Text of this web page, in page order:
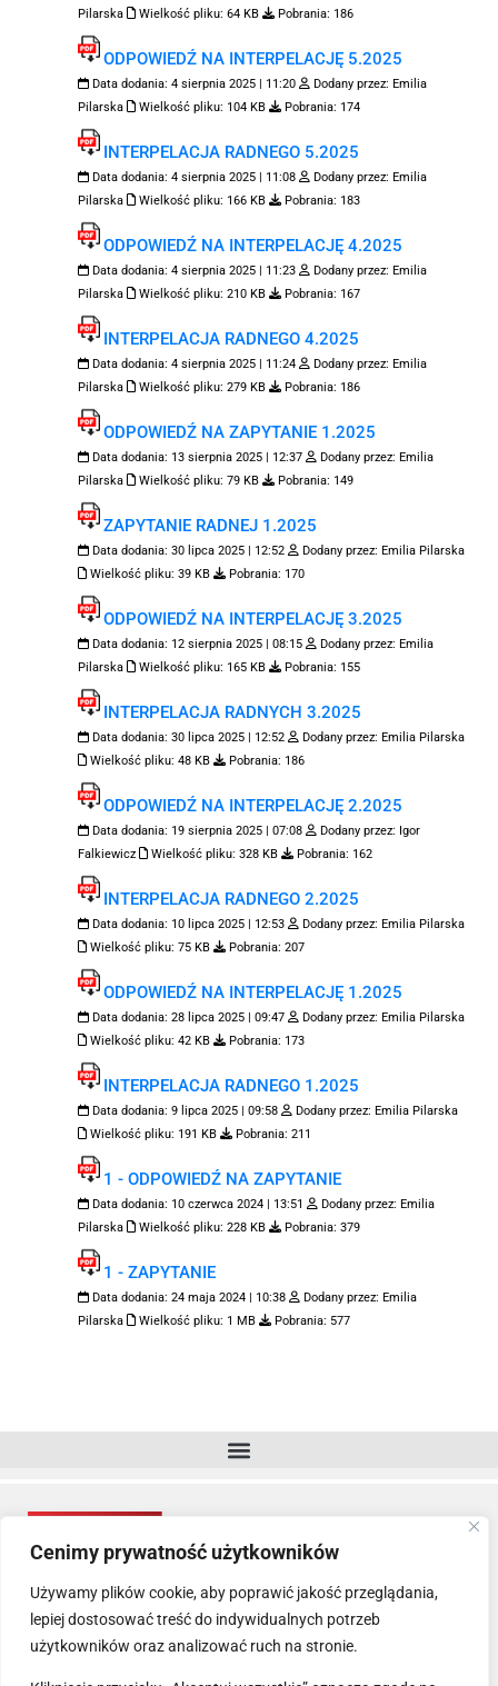
Cenimy prywatność użytkowników
Używamy plików cookie, aby poprawić jakość przeglądania,
lepiej dostosować treść do indywidualnych potrzeb
użytkowników oraz analizować ruch na stronie.
Pilarska
Wielkość pliku: 64 KB Pobrania: 186
ODPOWIEDŹ NA INTERPELACJĘ 5.2025
Data dodania: 4 sierpnia 2025 | 11:20 Dodany przez: Emilia
Pilarska
Wielkość pliku: 104 KB Pobrania: 174
INTERPELACJA RADNEGO 5.2025
Data dodania: 4 sierpnia 2025 | 11:08 Dodany przez: Emilia
Pilarska
Wielkość pliku: 166 KB Pobrania: 183
ODPOWIEDŹ NA INTERPELACJĘ 4.2025
Data dodania: 4 sierpnia 2025 | 11:23 Dodany przez: Emilia
Pilarska
Wielkość pliku: 210 KB Pobrania: 167
INTERPELACJA RADNEGO 4.2025
Data dodania: 4 sierpnia 2025 | 11:24 Dodany przez: Emilia
Pilarska
Wielkość pliku: 279 KB Pobrania: 186
ODPOWIEDŹ NA ZAPYTANIE 1.2025
Data dodania: 13 sierpnia 2025 | 12:37 Dodany przez: Emilia
Pilarska
Wielkość pliku: 79 KB Pobrania: 149
ZAPYTANIE RADNEJ 1.2025
Data dodania: 30 lipca 2025 | 12:52 Dodany przez: Emilia Pilarska
Wielkość pliku: 39 KB Pobrania: 170
ODPOWIEDŹ NA INTERPELACJĘ 3.2025
Data dodania: 12 sierpnia 2025 | 08:15 Dodany przez: Emilia
Pilarska
Wielkość pliku: 165 KB Pobrania: 155
INTERPELACJA RADNYCH 3.2025
Data dodania: 30 lipca 2025 | 12:52 Dodany przez: Emilia Pilarska
Wielkość pliku: 48 KB Pobrania: 186
ODPOWIEDŹ NA INTERPELACJĘ 2.2025
Data dodania: 19 sierpnia 2025 | 07:08 Dodany przez: Igor
Falkiewicz
Wielkość pliku: 328 KB Pobrania: 162
INTERPELACJA RADNEGO 2.2025
Data dodania: 10 lipca 2025 | 12:53 Dodany przez: Emilia Pilarska
Wielkość pliku: 75 KB Pobrania: 207
ODPOWIEDŹ NA INTERPELACJĘ 1.2025
Data dodania: 28 lipca 2025 | 09:47 Dodany przez: Emilia Pilarska
Wielkość pliku: 42 KB Pobrania: 173
INTERPELACJA RADNEGO 1.2025
Data dodania: 9 lipca 2025 | 09:58 Dodany przez: Emilia Pilarska
Wielkość pliku: 191 KB Pobrania: 211
1 - ODPOWIEDŹ NA ZAPYTANIE
Data dodania: 10 czerwca 2024 | 13:51 Dodany przez: Emilia
Pilarska
Wielkość pliku: 228 KB Pobrania: 379
1 - ZAPYTANIE
Data dodania: 24 maja 2024 | 10:38 Dodany przez: Emilia
Pilarska
Wielkość pliku: 1 MB Pobrania: 577